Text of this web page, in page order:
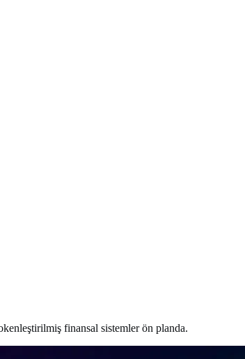
finansal sistemler ön planda.